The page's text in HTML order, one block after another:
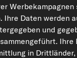
Ergänz
mit
anzeigen
Ihre Daten werden
und
Ihre
in